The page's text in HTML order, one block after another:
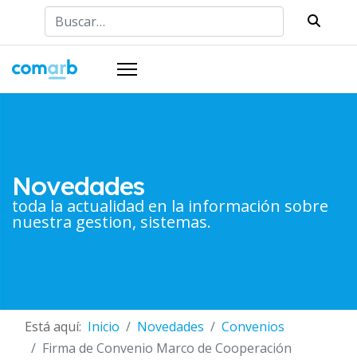
Buscar
Novedades
toda la actualidad en la información sobre
nuestra gestion, sistemas.
Está aquí: Inicio Novedades
Convenios
Firma de Convenio Marco de Cooperación